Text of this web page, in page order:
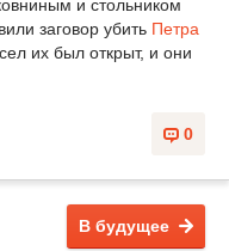
и стольником
заговор убить Петра
их был открыт, и они
0
В будущее